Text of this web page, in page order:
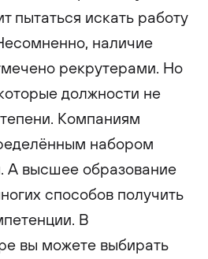
пытаться искать работу
наличие
рекрутерами. Но
должности не
Компаниям
набором
А высшее образование
способов получить
В
вы можете выбирать